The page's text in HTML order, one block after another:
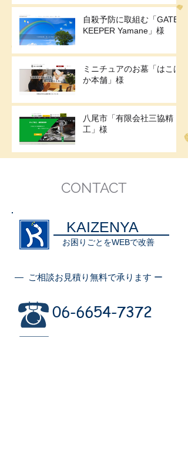
自殺予防に取組む「GATE
KEEPER Yamane」様
ミニチュアのお墓「はこは
か本舗」様
八尾市「有限会社三協精
工」様
CONTACT
KAIZENYA
お困りごとをWEBで改善
― ご相談お見積り無料で承ります ー
06-6654-7372